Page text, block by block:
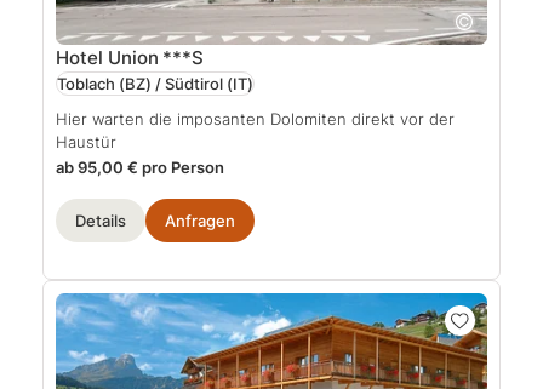
Hotel Union ***S
Toblach (BZ) / Südtirol (IT)
Hier warten die imposanten Dolomiten direkt vor der
Haustür
ab 95,00 € pro Person
Details Anfragen